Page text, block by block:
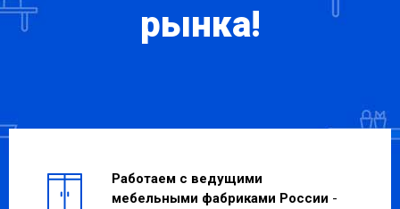
рынка!
Работаем с ведущими
мебельными фабриками России -